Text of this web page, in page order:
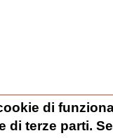
di
di terze parti.